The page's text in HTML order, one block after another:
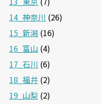
14_神奈川 (26)
15_新潟 (16)
16_富山 (4)
17_石川 (6)
18_福井 (2)
19_山梨 (2)